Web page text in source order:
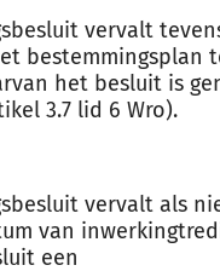
vervalt
bestemmingsplan
het besluit is
3.7 lid 6 Wro).
vervalt als
van
een